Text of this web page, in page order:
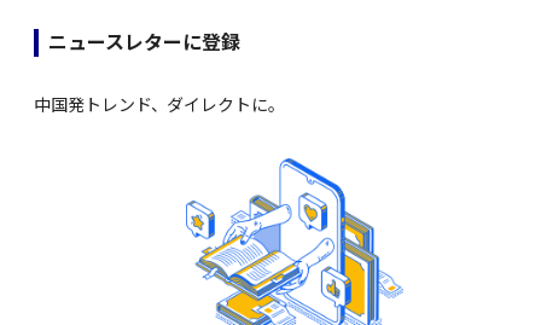
ニュースレターに登録
中国発トレンド、ダイレクトに。